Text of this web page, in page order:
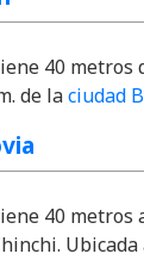
40 metros
de laciudad
40